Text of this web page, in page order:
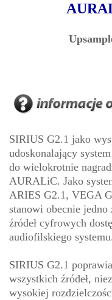
SIRIUS G2.1 jako
udoskonalający
do wielokrotnie
AURALiC. Jako
ARIES G2.1, VEGA
stanowi obecnie jedno
źródeł cyfrowych
audiofilskiego systemu.
SIRIUS G2.1
wszystkich źródeł,
wysokiej